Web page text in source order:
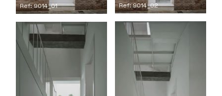
Ref: 9014_01 Ref: 9014_02